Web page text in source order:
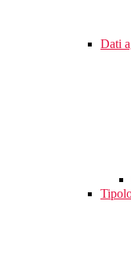
Dati